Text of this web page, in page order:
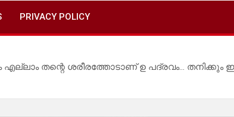
PRIVACY POLICY
തന്റെ ശരീരത്തോടാണ് ഉ പദ്രവം… തനിക്കും